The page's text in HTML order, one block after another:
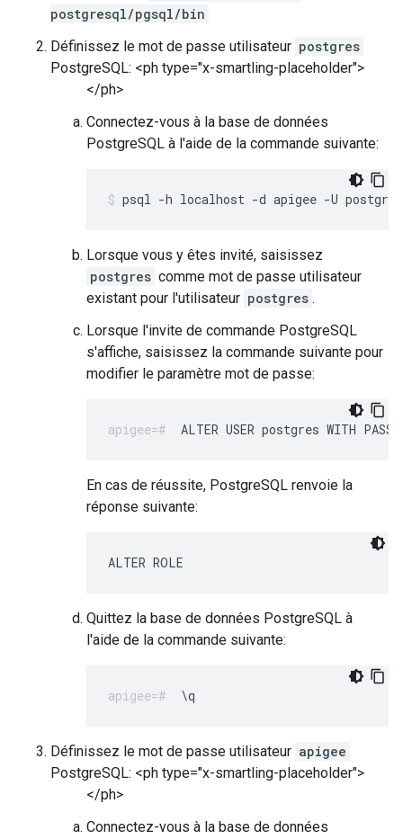
postgresql/pgsql/bin
Définissez le mot de passe utilisateur postgres
PostgreSQL: <ph type="x-smartling-placeholder">
</ph>
Connectez-vous à la base de données
PostgreSQL à l'aide de la commande suivante:
psql -h localhost -d apigee -U postgres
Lorsque vous y êtes invité, saisissez
postgres comme mot de passe utilisateur
existant pour l'utilisateur postgres .
Lorsque l'invite de commande PostgreSQL
s'affiche, saisissez la commande suivante pour
modifier le paramètre mot de passe:
ALTER USER postgres WITH
En cas de réussite, PostgreSQL renvoie la
réponse suivante:
ALTER ROLE
Quittez la base de données PostgreSQL à
l'aide de la commande suivante:
\q
Définissez le mot de passe utilisateur apigee
PostgreSQL: <ph type="x-smartling-placeholder">
</ph>
Connectez-vous à la base de données